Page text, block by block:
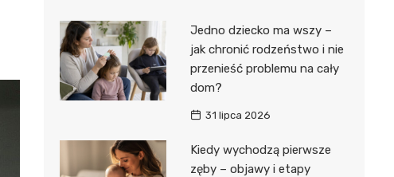
Jedno dziecko ma wszy –
jak chronić rodzeństwo i nie
przenieść problemu na cały
dom?
31 lipca 2026
Kiedy wychodzą pierwsze
zęby – objawy i etapy